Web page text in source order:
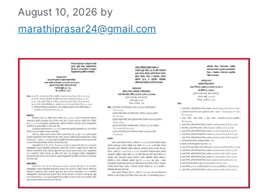
August 10, 2026 by
marathiprasar24@gmail.com